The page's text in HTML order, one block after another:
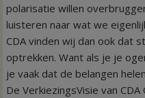
polarisatie willen
luisteren naar wat we
CDA vinden wij dan ook dat
optrekken. Want als je je
je vaak dat de belangen
De VerkiezingsVisie van